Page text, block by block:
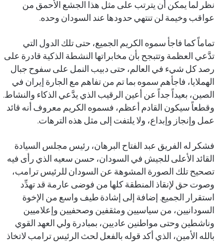
نظر لما يمكن أن يترتب على مثل هذا الجشع الأحمق من
عواقب وخيمة لن تنتهي حدودها عند السودان وحده.
تماماً كما فاجأ سموه الكريم الجميع، حتى تلك الدول التي
تدَّعي العظمة وتتبجح بأن مخابراتها النشطة الذكية قادرة على
رصد كل شيء في العالم، حتى دبيب النمل على سفوح جبال
الهملايا، فاجأهم سموه بما تم من تفاهم مع الجارة إيران في
الصين، بعيداً جداً عن أعين الرقيب الذي يدَّعي الذكاء والنشاط.
وقطعاً سيكون القادم أعظم، فسموه الكريم معروف أنه قائد
عمل وإنجاز وإبداع، ولا يلتفت إلى مثل هذه الترهات.
فشكر له الفريق عبد الفتاح البرهان، رئيس مجلس السيادة
القائد الأعلى للجيش في السودان، حسن سعيه الذي رأى فيه
تصحيح تلك الصورة المشوهة عن السودان للرئيس ترامب،
وصوت حق لإنقاذ المنطقة كلها من فوضى عارمة قد تهدِّد
استقرار الجميع. إضافة إلى إشادة طيف واسع من الإخوة
السودانيين، من سياسيين ومثقفين وصحفيين وإعلاميين
وناشطين وحتى مواطنين عاديين، بمبادرة ولي العهد القوي
بالله الأمين، الذي أكد قوله بالفعل لحث الرئيس ترامب لاتخاذ